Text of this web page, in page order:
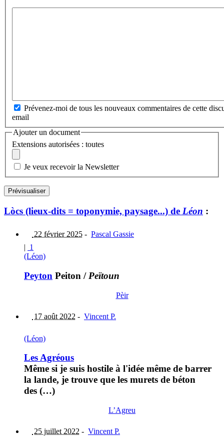
Prévenez-moi de tous les nouveaux commentaires de cette
email
Ajouter un document
Extensions autorisées : toutes
Je veux recevoir la Newsletter
Lòcs (lieux-dits = toponymie, paysage...) de Léon :
22 février 2025 - Pascal Gassie
| 1
(Léon)
Peyton Peiton / Peïtoun
Pèir
17 août 2022 - Vincent P.
(Léon)
Les Agréous
Même si je suis hostile à l'idée même de barrer
la lande, je trouve que les murets de béton
des (…)
L’Agreu
25 juillet 2022 - Vincent P.